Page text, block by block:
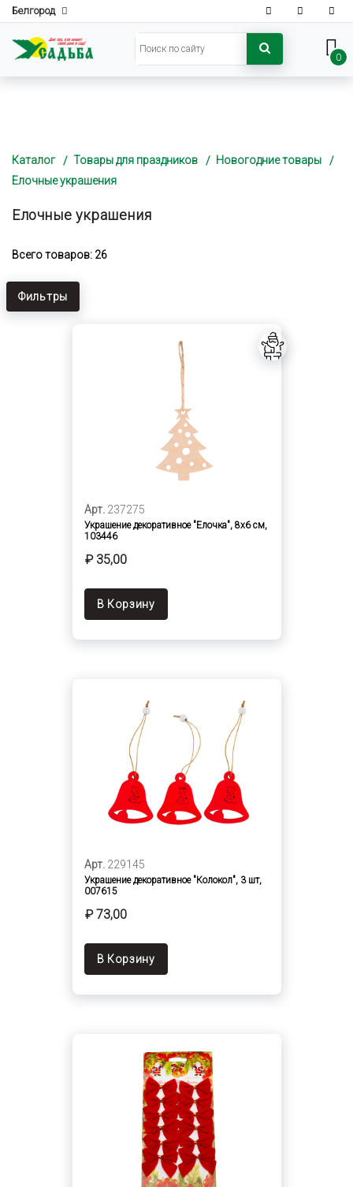
Белгород
0
Каталог Товары для праздников
Новогодние товары
Елочные украшения
Елочные украшения
Всего товаров: 26
Фильтры
Арт. 237275
Украшение декоративное "Елочка", 8х6 см,
103446
₽ 35,00
В Корзину
Арт. 229145
Украшение декоративное "Колокол", 3 шт,
007615
₽ 73,00
В Корзину